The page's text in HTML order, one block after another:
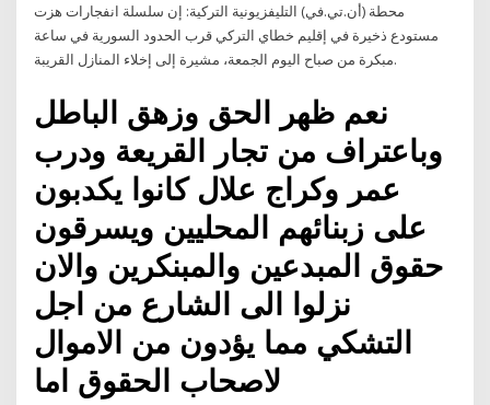
محطة (أن.تي.في) التليفزيونية التركية: إن سلسلة انفجارات هزت
مستودع ذخيرة في إقليم خطاي التركي قرب الحدود السورية في ساعة
مبكرة من صباح اليوم الجمعة، مشيرة إلى إخلاء المنازل القريبة.
نعم ظهر الحق وزهق الباطل
وباعتراف من تجار القريعة ودرب
عمر وكراج علال كانوا يكدبون
على زبنائهم المحليين ويسرقون
حقوق المبدعين والمبنكرين والان
نزلوا الى الشارع من اجل
التشكي مما يؤدون من الاموال
لاصحاب الحقوق اما